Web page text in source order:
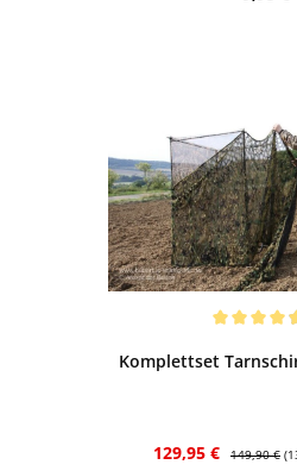
Komplettset
Verkaufspreis:
129,95 € Regulärer
149,90 €